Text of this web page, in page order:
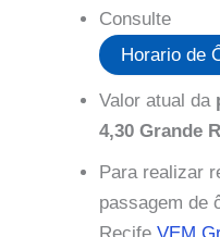
Consulte
Horario de
Valor atual da
4,30 Grande
Para realizar
passagem de